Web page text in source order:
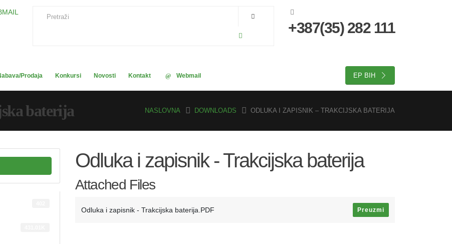
+387(35) 282 111
Prodaja Konkursi Novosti Kontakt Webmail EP BIH
baterija NASLOVNA DOWNLOADS ODLUKA I ZAPISNIK – TRAKCIJSKA BATERIJA
Odluka i zapisnik - Trakcijska baterija
Attached Files
Odluka i zapisnik - Trakcijska baterija.PDF Preuzmi